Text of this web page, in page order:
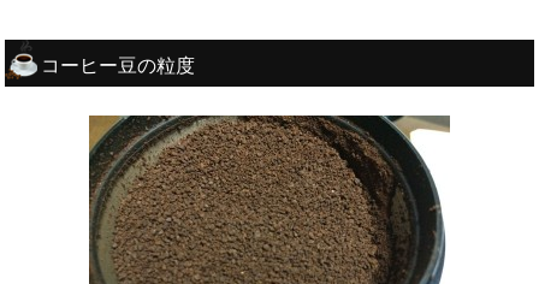
コーヒー豆の粒度